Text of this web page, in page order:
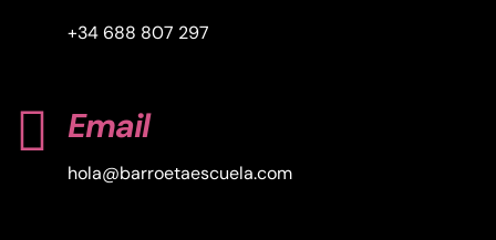
+34 688 807 297
 Email
hola@barroetaescuela.com